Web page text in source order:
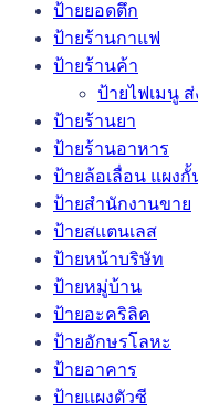
ป้ายยอดตึก
ป้ายร้านกาแฟ
ป้ายร้านค้า
ป้ายไฟเมนู ส่
ป้ายร้านยา
ป้ายร้านอาหาร
ป้ายล้อเลื่อน แผงกั้
ป้ายสำนักงานขาย
ป้ายสแตนเลส
ป้ายหน้าบริษัท
ป้ายหมู่บ้าน
ป้ายอะคริลิค
ป้ายอักษรโลหะ
ป้ายอาคาร
ป้ายแผงตัวซี